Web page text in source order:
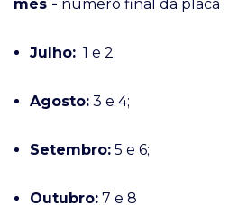
mês - número final da placa
Julho: 1 e 2;
Agosto: 3 e 4;
Setembro: 5 e 6;
Outubro: 7 e 8